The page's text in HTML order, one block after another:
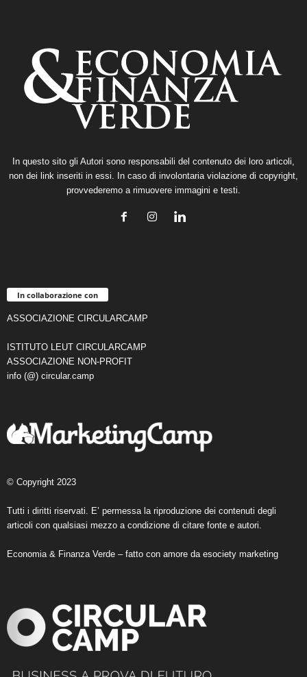
In questo sito gli Autori sono responsabili del contenuto dei loro articoli,
non dei link inseriti in essi. In caso di involontaria violazione di copyright,
provvederemo a rimuovere immagini e testi.
In collaborazione con
ASSOCIAZIONE CIRCULARCAMP
ISTITUTO LEUT CIRCULARCAMP
ASSOCIAZIONE NON-PROFIT
info (@) circular.camp
© Copyright 2023
Tutti i diritti riservati. E’ permessa la riproduzione dei contenuti degli
articoli con qualsiasi mezzo a condizione di citare fonte e autori.
Economia & Finanza Verde – fatto con amore da esociety marketing